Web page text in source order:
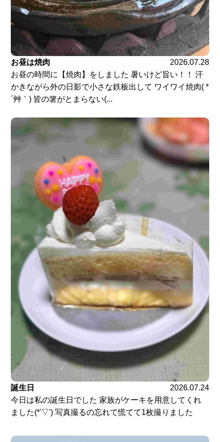
お昼は焼肉
2026.07.28
お昼の時間に【焼肉】をしました 暑いけど旨い！！ 汗
かきながら外の日影で小さな鉄板出して ワイワイ焼肉( *
´艸｀) 皆の箸がとまらない(...
誕生日
2026.07.24
今日は私の誕生日でした 家族がケーキを用意してくれ
ました(*'▽') 写真撮るの忘れて慌てて1枚撮りました